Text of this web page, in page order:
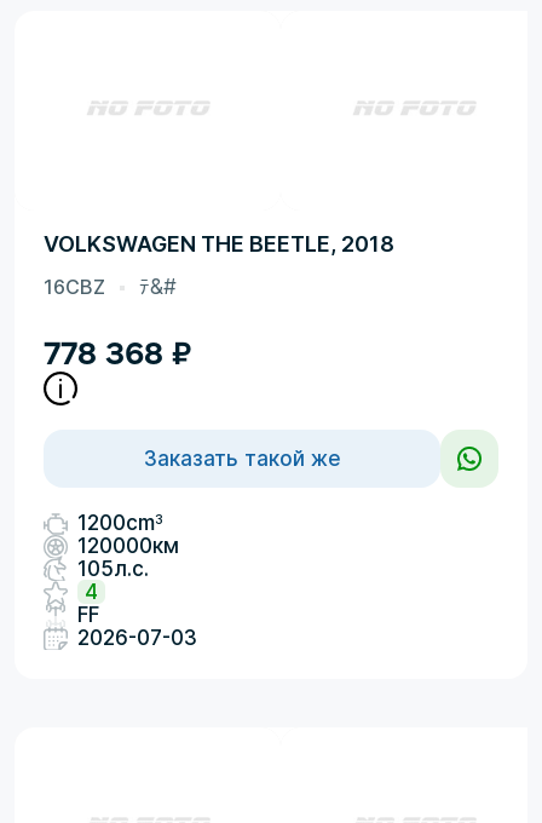
VOLKSWAGEN THE BEETLE, 2018
16CBZ ﾃ&#
778 368 ₽
Заказать такой же
1200cm3
120000км
105л.с.
4
FF
2026-07-03